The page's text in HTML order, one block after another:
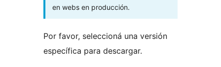
en webs en producción.
Por favor, seleccioná una versión
específica para descargar.